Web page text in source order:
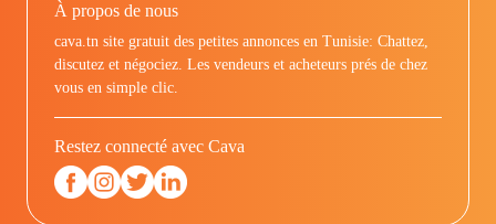
À propos de nous
cava.tn site gratuit des petites annonces en Tunisie: Chattez,
discutez et négociez. Les vendeurs et acheteurs prés de chez
vous en simple clic.
Restez connecté avec Cava